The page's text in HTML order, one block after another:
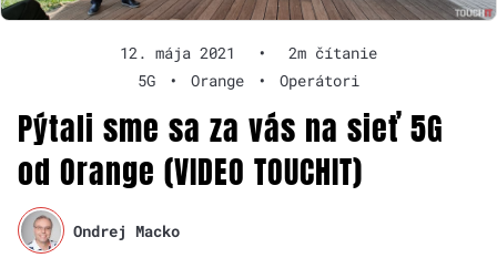
12. mája 2021 •
2m čítanie
5G
• Orange • Operátori
Pýtali sme sa za vás na sieť 5G
od Orange (VIDEO TOUCHIT)
Ondrej Macko